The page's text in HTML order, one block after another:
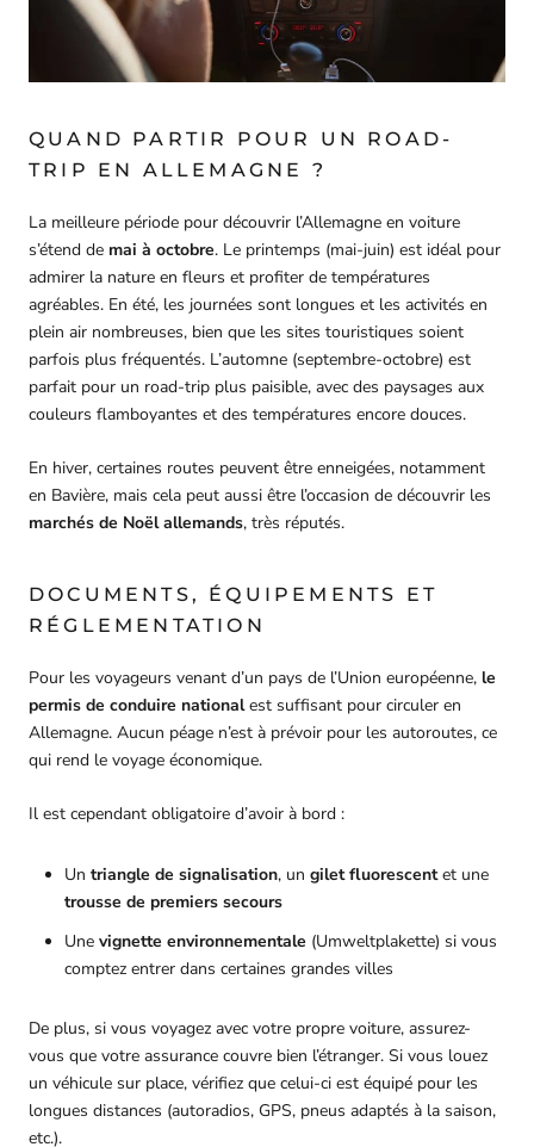
QUAND PARTIR POUR UN ROAD-
TRIP EN ALLEMAGNE ?
La meilleure période pour découvrir l’Allemagne en voiture
s’étend de mai à octobre. Le printemps (mai-juin) est idéal pour
admirer la nature en fleurs et profiter de températures
agréables. En été, les journées sont longues et les activités en
plein air nombreuses, bien que les sites touristiques soient
parfois plus fréquentés. L’automne (septembre-octobre) est
parfait pour un road-trip plus paisible, avec des paysages aux
couleurs flamboyantes et des températures encore douces.
En hiver, certaines routes peuvent être enneigées, notamment
en Bavière, mais cela peut aussi être l’occasion de découvrir les
marchés de Noël allemands, très réputés.
DOCUMENTS, ÉQUIPEMENTS ET
RÉGLEMENTATION
Pour les voyageurs venant d’un pays de l’Union européenne, le
permis de conduire nationalest suffisant pour circuler en
Allemagne. Aucun péage n’est à prévoir pour les autoroutes, ce
qui rend le voyage économique.
Il est cependant obligatoire d’avoir à bord :
Un triangle de signalisation, un gilet fluorescentet une
trousse de premiers secours
Une vignette environnementale (Umweltplakette) si vous
comptez entrer dans certaines grandes villes
De plus, si vous voyagez avec votre propre voiture, assurez-
vous que votre assurance couvre bien l’étranger. Si vous louez
un véhicule sur place, vérifiez que celui-ci est équipé pour les
longues distances (autoradios, GPS, pneus adaptés à la saison,
etc.).